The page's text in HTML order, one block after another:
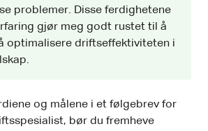
problemer. Disse ferdighetene
gjør meg godt rustet til å
optimalisere driftseffektiviteten i
og målene i et følgebrev for
bør du fremheve